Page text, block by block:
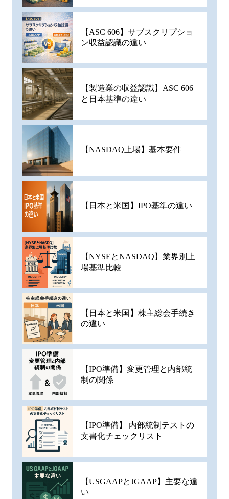
【ASC 606】サブスクリプショ
ン収益認識の違い
【製造業の収益認識】ASC 606
と日本基準の違い
【NASDAQ上場】基本要件
【日本と米国】IPO基準の違い
【NYSEとNASDAQ】業界別上
場基準比較
【日本と米国】株主総会手続き
の違い
【IPO準備】変更管理と内部統
制の関係
【IPO準備】 内部統制テストの
文書化チェックリスト
【USGAAPとJGAAP】主要な違
い